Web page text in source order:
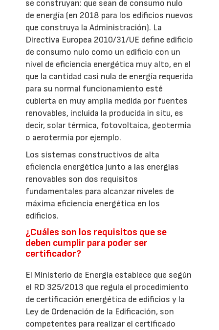
se construyan: que sean de consumo nulo
de energía (en 2018 para los edificios nuevos
que construya la Administración). La
Directiva Europea 2010/31/UE define edificio
de consumo nulo como un edificio con un
nivel de eficiencia energética muy alto, en el
que la cantidad casi nula de energía requerida
para su normal funcionamiento esté
cubierta en muy amplia medida por fuentes
renovables, incluida la producida in situ, es
decir, solar térmica, fotovoltaica, geotermia
o aerotermia por ejemplo.
Los sistemas constructivos de alta
eficiencia energética junto a las energías
renovables son dos requisitos
fundamentales para alcanzar niveles de
máxima eficiencia energética en los
edificios.
¿Cuáles son los requisitos que se
deben cumplir para poder ser
certificador?
El Ministerio de Energía establece que según
el RD 325/2013 que regula el procedimiento
de certificación energética de edificios y la
Ley de Ordenación de la Edificación, son
competentes para realizar el certificado